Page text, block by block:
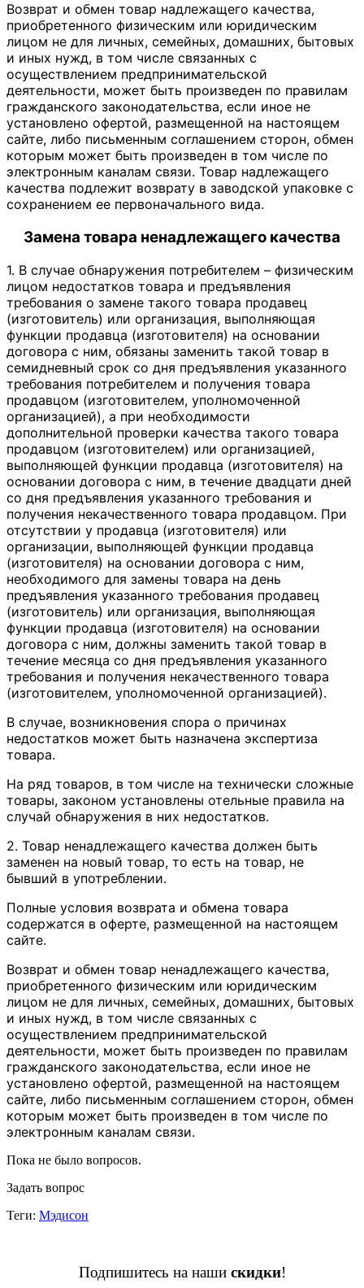
Возврат и обмен товар надлежащего качества,
приобретенного физическим или юридическим
лицом не для личных, семейных, домашних, бытовых
и иных нужд, в том числе связанных с
осуществлением предпринимательской
деятельности, может быть произведен по правилам
гражданского законодательства, если иное не
установлено офертой, размещенной на настоящем
сайте, либо письменным соглашением сторон, обмен
которым может быть произведен в том числе по
электронным каналам связи. Товар надлежащего
качества подлежит возврату в заводской упаковке с
сохранением ее первоначального вида.
Замена товара ненадлежащего качества
1. В случае обнаружения потребителем – физическим
лицом недостатков товара и предъявления
требования о замене такого товара продавец
(изготовитель) или организация, выполняющая
функции продавца (изготовителя) на основании
договора с ним, обязаны заменить такой товар в
семидневный срок со дня предъявления указанного
требования потребителем и получения товара
продавцом (изготовителем, уполномоченной
организацией), а при необходимости
дополнительной проверки качества такого товара
продавцом (изготовителем) или организацией,
выполняющей функции продавца (изготовителя) на
основании договора с ним, в течение двадцати дней
со дня предъявления указанного требования и
получения некачественного товара продавцом. При
отсутствии у продавца (изготовителя) или
организации, выполняющей функции продавца
(изготовителя) на основании договора с ним,
необходимого для замены товара на день
предъявления указанного требования продавец
(изготовитель) или организация, выполняющая
функции продавца (изготовителя) на основании
договора с ним, должны заменить такой товар в
течение месяца со дня предъявления указанного
требования и получения некачественного товара
(изготовителем, уполномоченной организацией).
В случае, возникновения спора о причинах
недостатков может быть назначена экспертиза
товара.
На ряд товаров, в том числе на технически сложные
товары, законом установлены отельные правила на
случай обнаружения в них недостатков.
2. Товар ненадлежащего качества должен быть
заменен на новый товар, то есть на товар, не
бывший в употреблении.
Полные условия возврата и обмена товара
содержатся в оферте, размещенной на настоящем
сайте.
Возврат и обмен товар ненадлежащего качества,
приобретенного физическим или юридическим
лицом не для личных, семейных, домашних, бытовых
и иных нужд, в том числе связанных с
осуществлением предпринимательской
деятельности, может быть произведен по правилам
гражданского законодательства, если иное не
установлено офертой, размещенной на настоящем
сайте, либо письменным соглашением сторон, обмен
которым может быть произведен в том числе по
электронным каналам связи.
Пока не было вопросов.
Задать вопрос
Теги: Мэдисон
Подпишитесь на наши скидки!